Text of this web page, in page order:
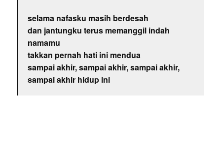
selama nafasku masih berdesah
dan jantungku terus memanggil indah
namamu
takkan pernah hati ini mendua
sampai akhir, sampai akhir, sampai akhir,
sampai akhir hidup ini